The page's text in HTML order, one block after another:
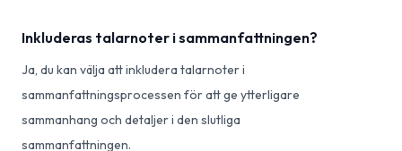
Inkluderas talarnoter i sammanfattningen?
Ja, du kan välja att inkludera talarnoter i
sammanfattningsprocessen för att ge ytterligare
sammanhang och detaljer i den slutliga
sammanfattningen.